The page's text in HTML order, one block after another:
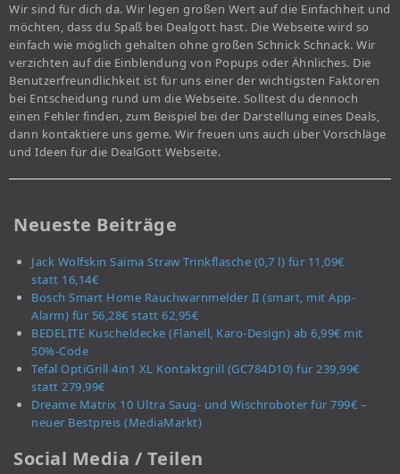
Wir sind für dich da. Wir legen großen Wert auf die Einfachheit und
möchten, dass du Spaß bei Dealgott hast. Die Webseite wird so
einfach wie möglich gehalten ohne großen Schnick Schnack. Wir
verzichten auf die Einblendung von Popups oder Ähnliches. Die
Benutzerfreundlichkeit ist für uns einer der wichtigsten Faktoren
bei Entscheidung rund um die Webseite. Solltest du dennoch
einen Fehler finden, zum Beispiel bei der Darstellung eines Deals,
dann kontaktiere uns gerne. Wir freuen uns auch über Vorschläge
und Ideen für die DealGott Webseite.
Neueste Beiträge
Jack Wolfskin Saima Straw Trinkflasche (0,7 l) für 11,09€
statt 16,14€
Bosch Smart Home Rauchwarnmelder II (smart, mit App-
Alarm) für 56,28€ statt 62,95€
BEDELITE Kuscheldecke (Flanell, Karo-Design) ab 6,99€ mit
50%-Code
Tefal OptiGrill 4in1 XL Kontaktgrill (GC784D10) für 239,99€
statt 279,99€
Dreame Matrix 10 Ultra Saug- und Wischroboter für 799€ –
neuer Bestpreis (MediaMarkt)
Social Media / Teilen